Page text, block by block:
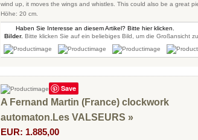
wind up, it moves the wings and whistles. This could also be a great
Höhe: 20 cm.
Haben Sie Interesse an diesem Artikel? Bitte hier klicken.
Bilder. Bitte klicken Sie auf ein beliebiges Bild, um die Großansicht
Save
A Fernand Martin (France) clockwork
automaton.Les VALSEURS »
EUR: 1.885,00